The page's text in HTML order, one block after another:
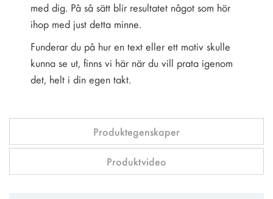
med dig. På så sätt blir resultatet något som hör
ihop med just detta minne.
Funderar du på hur en text eller ett motiv skulle
kunna se ut, finns vi här när du vill prata igenom
det, helt i din egen takt.
Produktegenskaper
Produktvideo